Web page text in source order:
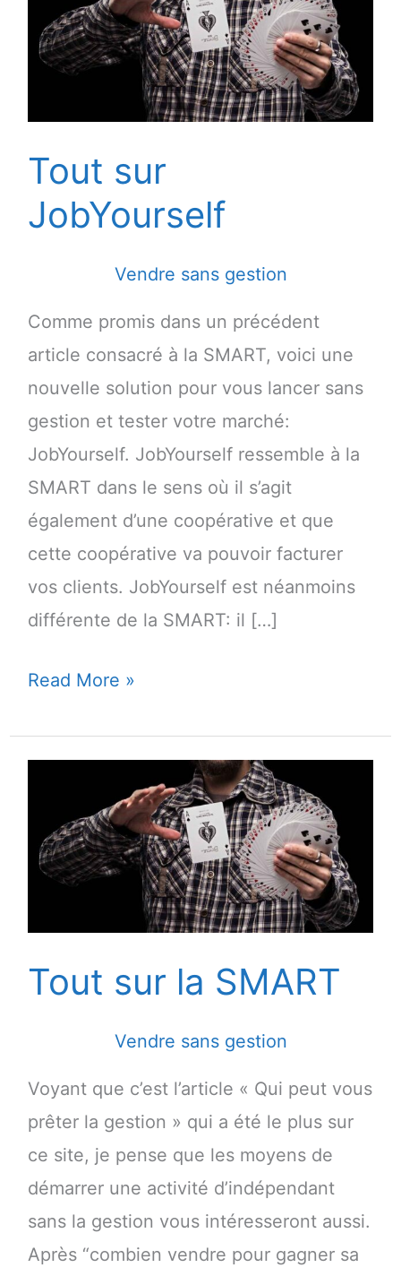
Tout sur
JobYourself
Vendre sans gestion
Comme promis dans un précédent
article consacré à la SMART, voici une
nouvelle solution pour vous lancer sans
gestion et tester votre marché:
JobYourself. JobYourself ressemble à la
SMART dans le sens où il s’agit
également d’une coopérative et que
cette coopérative va pouvoir facturer
vos clients. JobYourself est néanmoins
différente de la SMART: il […]
Tout
Read More »
Tout sur la SMART
Vendre sans gestion
Voyant que c’est l’article « Qui peut vous
prêter la gestion » qui a été le plus sur
ce site, je pense que les moyens de
démarrer une activité d’indépendant
sans la gestion vous intéresseront aussi.
Après “combien vendre pour gagner sa